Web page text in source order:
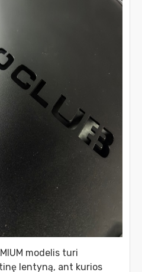
modelis turi
lentyną, ant kurios